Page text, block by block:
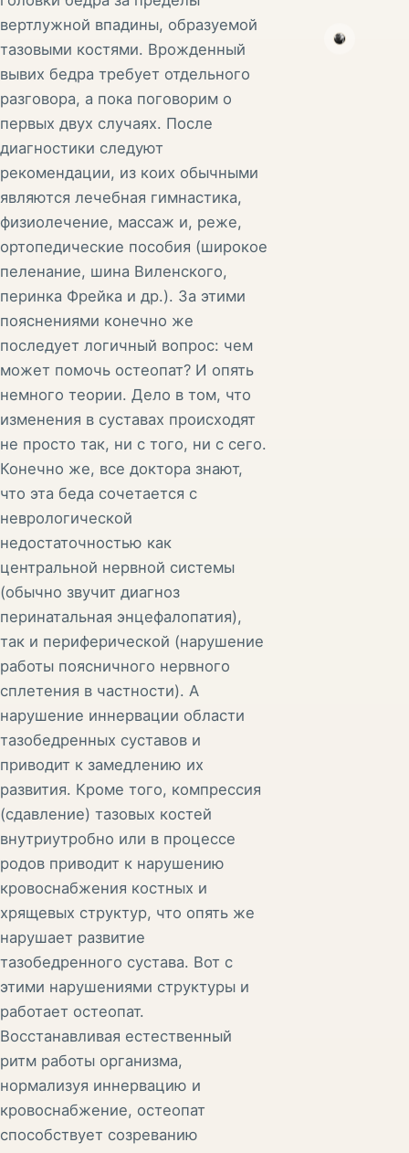
вертлужной впадины, образуемой
тазовыми костями. Врожденный
вывих бедра требует отдельного
разговора, а пока поговорим о
первых двух случаях. После
диагностики следуют
рекомендации, из коих обычными
являются лечебная гимнастика,
физиолечение, массаж и, реже,
ортопедические пособия (широкое
пеленание, шина Виленского,
перинка Фрейка и др.). За этими
пояснениями конечно же
последует логичный вопрос: чем
может помочь остеопат? И опять
немного теории. Дело в том, что
изменения в суставах происходят
не просто так, ни с того, ни с сего.
Конечно же, все доктора знают,
что эта беда сочетается с
неврологической
недостаточностью как
центральной нервной системы
(обычно звучит диагноз
перинатальная энцефалопатия),
так и периферической (нарушение
работы поясничного нервного
сплетения в частности). А
нарушение иннервации области
тазобедренных суставов и
приводит к замедлению их
развития. Кроме того, компрессия
(сдавление) тазовых костей
внутриутробно или в процессе
родов приводит к нарушению
кровоснабжения костных и
хрящевых структур, что опять же
нарушает развитие
тазобедренного сустава. Вот с
этими нарушениями структуры и
работает остеопат.
Восстанавливая естественный
ритм работы организма,
нормализуя иннервацию и
кровоснабжение, остеопат
способствует созреванию